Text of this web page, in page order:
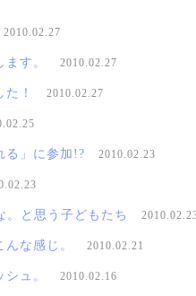
2010.02.27
す。 2010.02.27
！ 2010.02.27
る」に参加!? 2010.02.23
。と思う子どもたち
な感じ。 2010.02.21
ュ。 2010.02.16